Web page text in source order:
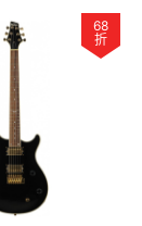
68
折